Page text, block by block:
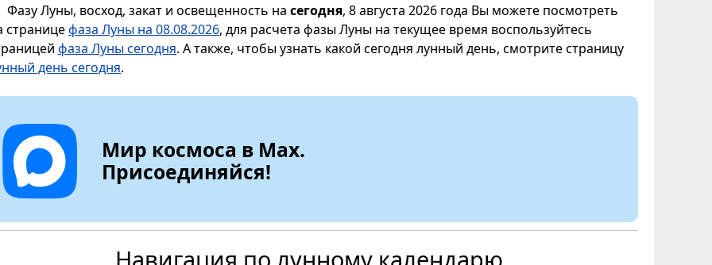
Фазу Луны, восход, закат и освещенность на сегодня, 8 августа 2026 года Вы можете посмотреть
страницефаза Луны на 08.08.2026, для расчета фазы Луны на текущее время воспользуйтесь
фаза Луны сегодня. А также, чтобы узнать какой сегодня лунный день, смотрите страницу
день сегодня.
Мир космоса в Max.
Присоединяйся!